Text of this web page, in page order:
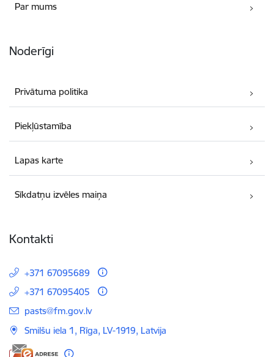
Par mums
Noderīgi
Privātuma politika
Piekļūstamība
Lapas karte
Sīkdatņu izvēles maiņa
Kontakti
+371 67095689
+371 67095405
E-pasts:
pasts@fm.gov.lv
Smilšu iela 1, Rīga, LV-1919, Latvija